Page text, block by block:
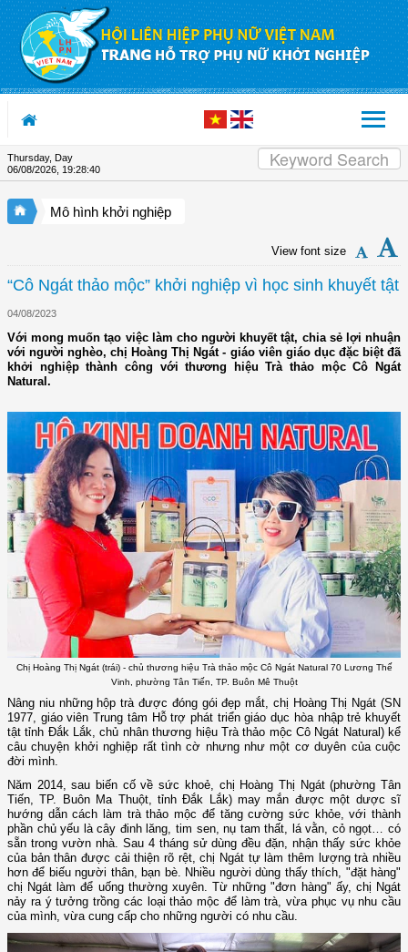
Skip to Content
Thursday, Day
06/08/2026 19:28:40
Mô hình khởi nghiệp
View font size
“Cô Ngát thảo mộc” khởi nghiệp vì học sinh khuyết tật
04/08/2023
Với mong muốn tạo việc làm cho người khuyết tật, chia sẻ lợi nhuận
với người nghèo, chị Hoàng Thị Ngát - giáo viên giáo dục đặc biệt đã
khởi nghiệp thành công với thương hiệu Trà thảo mộc Cô Ngát
Natural.
Chị Hoàng Thị Ngát (trái) - chủ thương hiệu Trà thảo mộc Cô Ngát Natural 70 Lương Thế
Vinh, phường Tân Tiến, TP. Buôn Mê Thuột
Nâng niu những hộp trà được đóng gói đẹp mắt, chị Hoàng Thị Ngát (SN
1977, giáo viên Trung tâm Hỗ trợ phát triển giáo dục hòa nhập trẻ khuyết
tật tỉnh Đắk Lắk, chủ nhân thương hiệu Trà thảo mộc Cô Ngát Natural) kể
câu chuyện khởi nghiệp rất tình cờ nhưng như một cơ duyên của cuộc
đời mình.
Năm 2014, sau biến cố về sức khoẻ, chị Hoàng Thị Ngát (phường Tân
Tiến, TP. Buôn Ma Thuột, tỉnh Đắk Lắk) may mắn được một dược sĩ
hướng dẫn cách làm trà thảo mộc để tăng cường sức khỏe, với thành
phần chủ yếu là cây đinh lăng, tim sen, nụ tam thất, lá vằn, cỏ ngọt… có
sẵn trong vườn nhà. Sau 4 tháng sử dùng đều đặn, nhận thấy sức khỏe
của bản thân được cải thiện rõ rệt, chị Ngát tự làm thêm lượng trà nhiều
hơn để biếu người thân, bạn bè. Nhiều người dùng thấy thích, "đặt hàng"
chị Ngát làm để uống thường xuyên. Từ những "đơn hàng" ấy, chị Ngát
nảy ra ý tưởng trồng các loại thảo mộc để làm trà, vừa phục vụ nhu cầu
của mình, vừa cung cấp cho những người có nhu cầu.